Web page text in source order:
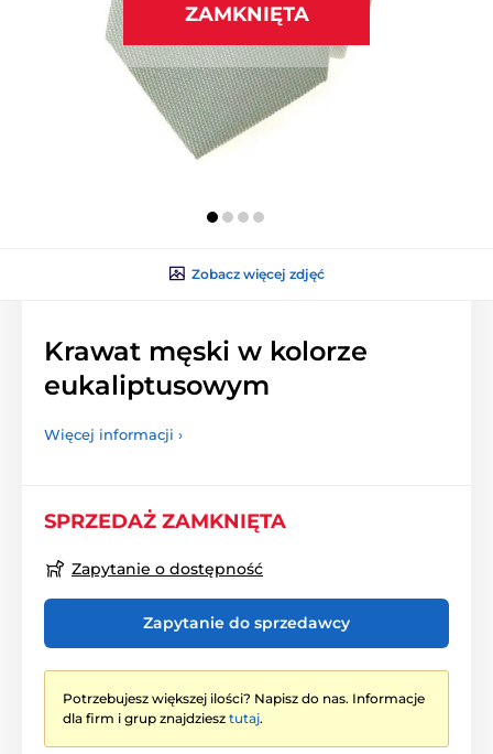
ZAMKNIĘTA
Zobacz więcej zdjęć
Krawat męski w kolorze
eukaliptusowym
Więcej informacji ›
SPRZEDAŻ ZAMKNIĘTA
Zapytanie o dostępność
Zapytanie do sprzedawcy
Potrzebujesz większej ilości? Napisz do nas. Informacje
dla firm i grup znajdziesz tutaj.